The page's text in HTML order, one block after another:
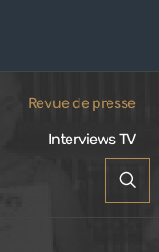
Revue de presse
Interviews TV